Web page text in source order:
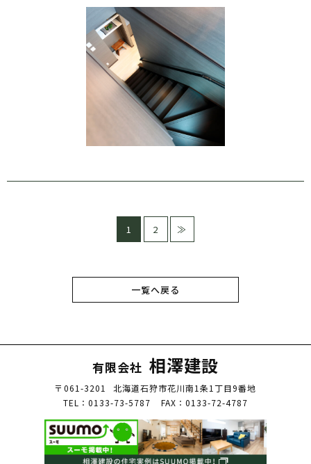
1 2 ≫
一覧へ戻る
有限会社 相澤建設
〒061-3201
北海道石狩市花川南1条1丁目9番地
TEL：0133-73-5787
FAX：0133-72-4787